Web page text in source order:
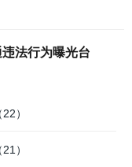
违法行为曝光台
）
）